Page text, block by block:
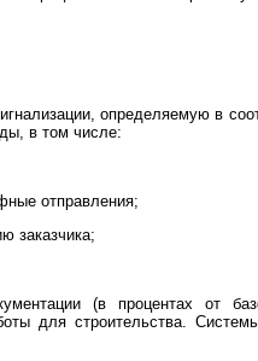
определяемую в
в том числе:
отправления;
заказчика;
(в процентах от
для строительства.